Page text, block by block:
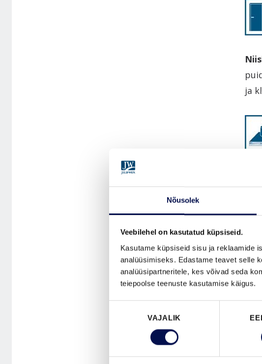
Nõusolek
Veebilehel on kasutatud küpsiseid.
Kasutame küpsiseid sisu ja reklaamide
analüüsimiseks. Edastame teavet selle
analüüsipartneritele, kes võivad seda
teiepoolse teenuste kasutamise käigus.
VAJALIK
ja